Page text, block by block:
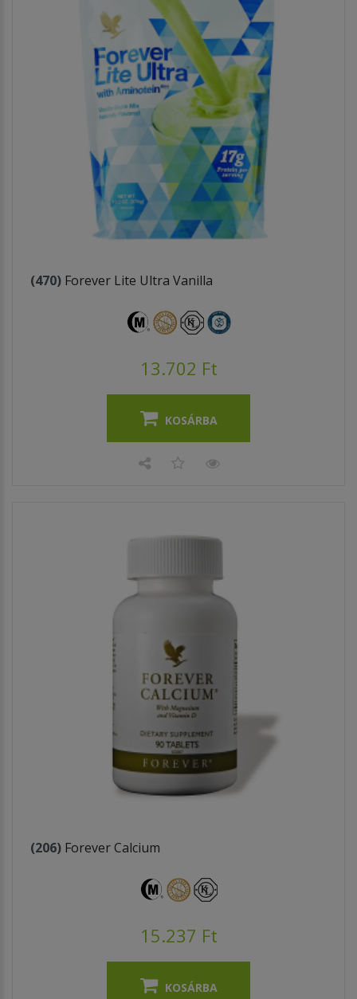
(470) Forever Lite Ultra Vanilla
13.702 Ft
KOSÁRBA
(206) Forever Calcium
15.237 Ft
KOSÁRBA